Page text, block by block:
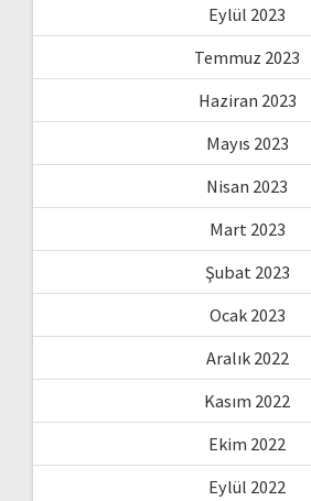
Eylül 2023
Temmuz 2023
Haziran 2023
Mayıs 2023
Nisan 2023
Mart 2023
Şubat 2023
Ocak 2023
Aralık 2022
Kasım 2022
Ekim 2022
Eylül 2022